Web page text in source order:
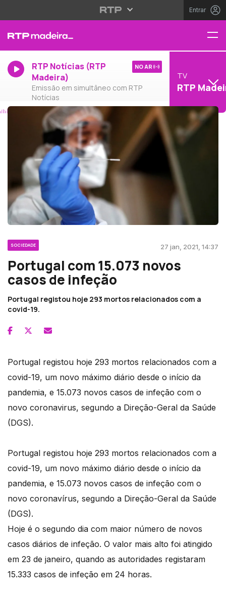
Entrar
RTP Notícias (RTP
Madeira)
Emissão em simultâneo com RTP
Notícias
NO AR
TV
RTP
SOCIEDADE 27 jan, 2021, 14:37
Portugal com 15.073 novos
casos de infeção
Portugal registou hoje 293 mortos relacionados com a
covid-19.
Portugal registou hoje 293 mortos relacionados com a
covid-19, um novo máximo diário desde o início da
pandemia, e 15.073 novos casos de infeção com o
novo coronavirus, segundo a Direção-Geral da Saúde
(DGS).
Portugal registou hoje 293 mortos relacionados com a
covid-19, um novo máximo diário desde o início da
pandemia, e 15.073 novos casos de infeção com o
novo coronavírus, segundo a Direção-Geral da Saúde
(DGS).
Hoje é o segundo dia com maior número de novos
casos diários de infeção. O valor mais alto foi atingido
em 23 de janeiro, quando as autoridades registaram
15.333 casos de infeção em 24 horas.